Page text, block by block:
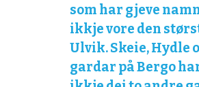
som har gjeve
ikkje vore den
Ulvik. Skeie, Hydle
gardar på Bergo